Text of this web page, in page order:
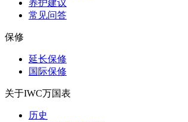
养护建议
常见问答
保修
延长保修
国际保修
关于IWC万国表
历史